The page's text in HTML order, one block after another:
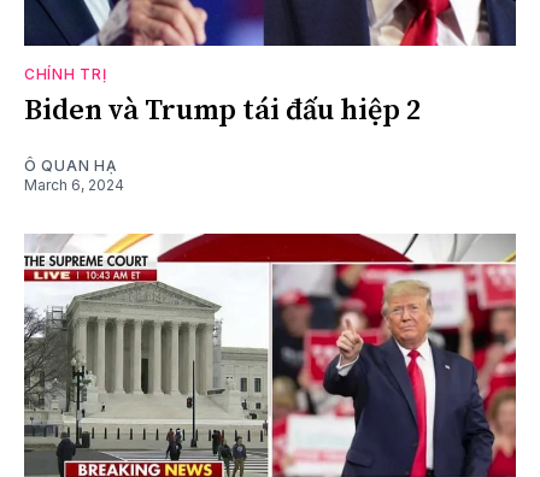
CHÍNH TRỊ
Biden và Trump tái đấu hiệp 2
Ô QUAN HẠ
March 6, 2024